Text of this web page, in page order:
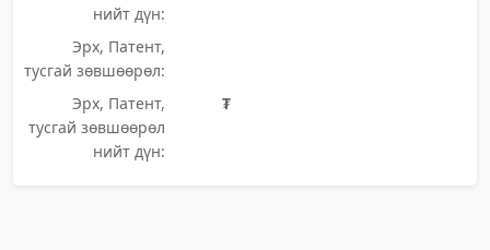
нийт дүн:
Эрх, Патент,
тусгай зөвшөөрөл:
Эрх, Патент,
тусгай зөвшөөрөл
нийт дүн:
₮